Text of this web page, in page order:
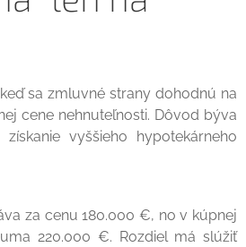
sa zmluvné strany dohodnú na
cene nehnuteľnosti. Dôvod býva
vyššieho hypotekárneho
za cenu 180.000 €, no v kúpnej
220.000 €. Rozdiel má slúžiť